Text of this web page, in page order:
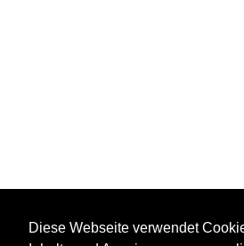
Diese Webseite verwendet